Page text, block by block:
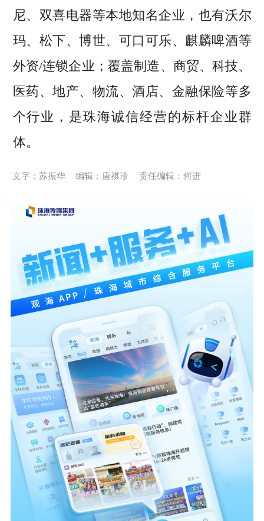
尼、双喜电器等本地知名企业，也有沃尔
玛、松下、博世、可口可乐、麒麟啤酒等
外资/连锁企业；覆盖制造、商贸、科技、
医药、地产、物流、酒店、金融保险等多
个行业，是珠海诚信经营的标杆企业群
体。
文字：苏振华 编辑：唐祺珍 责任编辑：何进